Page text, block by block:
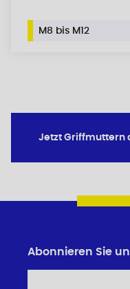
M8 bis M12
Jetzt Griffmuttern
Abonnieren Sie